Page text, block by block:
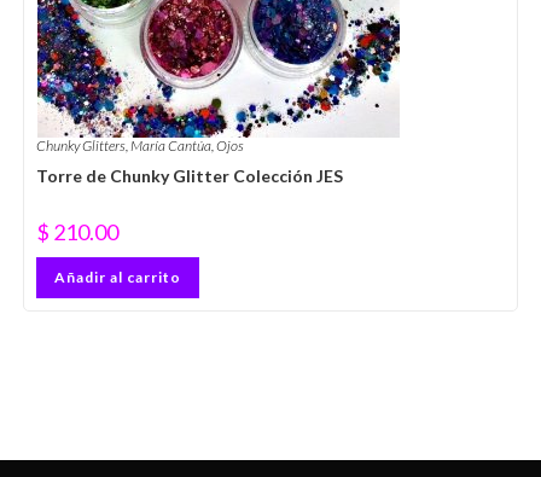
Chunky Glitters,María Cantúa,Ojos
Torre de Chunky Glitter Colección JES
$ 210.00
Añadir al carrito